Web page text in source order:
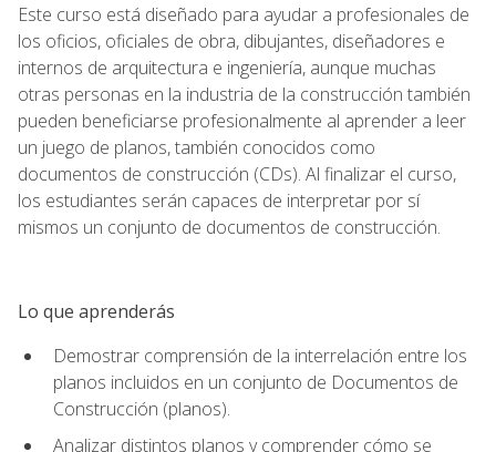
Este curso está diseñado para ayudar a profesionales de
los oficios, oficiales de obra, dibujantes, diseñadores e
internos de arquitectura e ingeniería, aunque muchas
otras personas en la industria de la construcción también
pueden beneficiarse profesionalmente al aprender a leer
un juego de planos, también conocidos como
documentos de construcción (CDs). Al finalizar el curso,
los estudiantes serán capaces de interpretar por sí
mismos un conjunto de documentos de construcción.
Lo que aprenderás
Demostrar comprensión de la interrelación entre los
planos incluidos en un conjunto de Documentos de
Construcción (planos).
Analizar distintos planos y comprender cómo se